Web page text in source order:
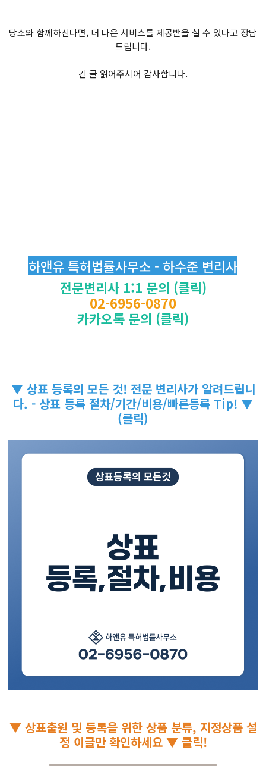
당소와 함께하신다면, 더 나은 서비스를 제공받을 실 수 있다고 장담
드립니다.
긴 글 읽어주시어 감사합니다.
하앤유 특허법률사무소 - 하수준 변리사
전문변리사 1:1 문의 (클릭)
02-6956-0870
카카오톡 문의 (클릭)
▼ 상표 등록의 모든 것! 전문 변리사가 알려드립니
다. - 상표 등록 절차/기간/비용/빠른등록 Tip! ▼
(클릭)
▼ 상표출원 및 등록을 위한 상품 분류, 지정상품 설
정 이글만 확인하세요 ▼ 클릭!